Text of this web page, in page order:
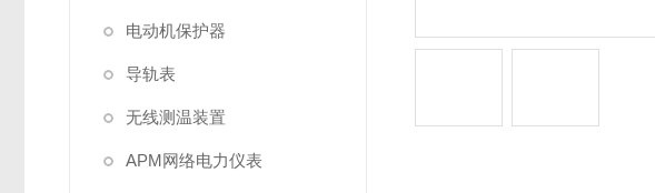
电动机保护器
导轨表
无线测温装置
APM网络电力仪表